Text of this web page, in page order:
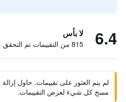
6.4 لا بأس
815 من التقييمات تم التحقق منها
لم يتم العثور على تقييمات. حاول
مسح كل شيء لعرض التقييمات.